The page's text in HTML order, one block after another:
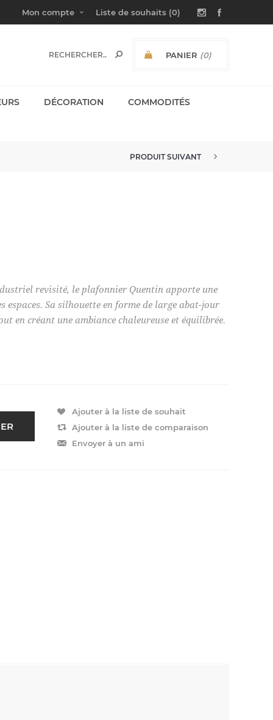
Mon compte Liste de souhaits (0)
PANIER (0)
DÉCORATION COMMODITÉS
PRODUIT SUIVANT
revisité, le plafonnier Quentin apporte une
espaces. Sa silhouette en forme de large abat-jour
en créant une ambiance chaleureuse et équilibrée.